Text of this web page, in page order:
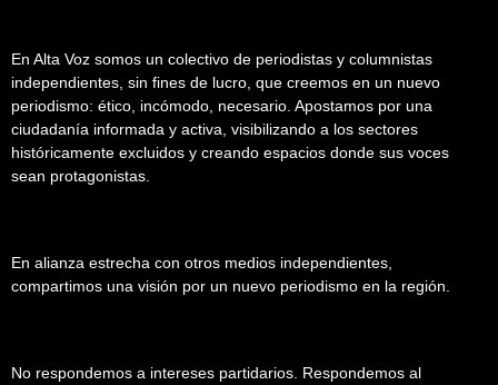
En Alta Voz somos un colectivo de periodistas y columnistas
independientes, sin fines de lucro, que creemos en un nuevo
periodismo: ético, incómodo, necesario. Apostamos por una
ciudadanía informada y activa, visibilizando a los sectores
históricamente excluidos y creando espacios donde sus voces
sean protagonistas.
En alianza estrecha con otros medios independientes,
compartimos una visión por un nuevo periodismo en la región.
No respondemos a intereses partidarios. Respondemos al